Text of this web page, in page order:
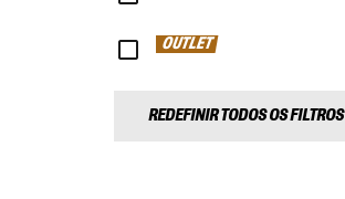
OUTLET
REDEFINIR TODOS OS FILTROS